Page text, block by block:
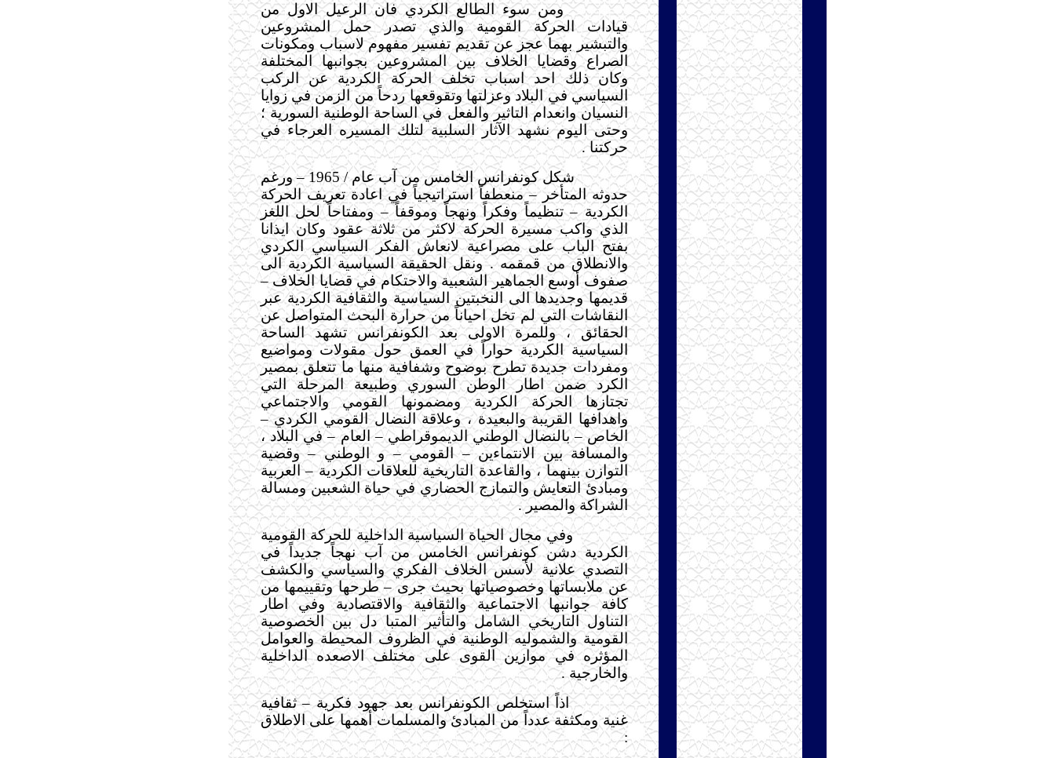
ومن سوء الطالع الكردي فان الرعيل الاول من
قيادات الحركة القومية والذي تصدر حمل المشروعين
والتبشير بهما عجز عن تقديم تفسير مفهوم لاسباب ومكونات
الصراع وقضايا الخلاف بين المشروعين بجوانبها المختلفة
وكان ذلك احد اسباب تخلف الحركة الكردية عن الركب
السياسي في البلاد وعزلتها وتقوقعها ردحاً من الزمن في زوايا
النسيان وانعدام التاثير والفعل في الساحة الوطنية السورية ؛
وحتى اليوم نشهد الآثار السلبية لتلك المسيره العرجاء في
حركتنا .
شكل كونفرانس الخامس من آب عام / 1965 – ورغم
حدوثه المتأخر – منعطفاً استراتيجياً في اعادة تعريف الحركة
الكردية – تنظيماً وفكراً ونهجاً وموقفاً – ومفتاحاً لحل اللغز
الذي واكب مسيرة الحركة لاكثر من ثلاثة عقود وكان ايذانا
بفتح الباب على مصراعية لانعاش الفكر السياسي الكردي
والانطلاق من قمقمه . ونقل الحقيقة السياسية الكردية الى
صفوف أوسع الجماهير الشعبية والاحتكام في قضايا الخلاف –
قديمها وجديدها الى النخبتين السياسية والثقافية الكردية عبر
النقاشات التي لم تخل احياناً من حرارة البحث المتواصل عن
الحقائق ، وللمرة الاولى بعد الكونفرانس تشهد الساحة
السياسية الكردية حواراً في العمق حول مقولات ومواضيع
ومفردات جديدة تطرح بوضوح وشفافية منها ما تتعلق بمصير
الكرد ضمن اطار الوطن السوري وطبيعة المرحلة التي
تجتازها الحركة الكردية ومضمونها القومي والاجتماعي
واهدافها القريبة والبعيدة ، وعلاقة النضال القومي الكردي –
الخاص – بالنضال الوطني الديموقراطي – العام – في البلاد ،
والمسافة بين الانتماءين – القومي – و الوطني – وقضية
التوازن بينهما ، والقاعدة التاريخية للعلاقات الكردية – العربية
ومبادئ التعايش والتمازج الحضاري في حياة الشعبين ومسالة
الشراكة والمصير .
وفي مجال الحياة السياسية الداخلية للحركة القومية
الكردية دشن كونفرانس الخامس من آب نهجاً جديداً في
التصدي علانية لأسس الخلاف الفكري والسياسي والكشف
عن ملابساتها وخصوصياتها بحيث جرى – طرحها وتقييمها من
كافة جوانبها الاجتماعية والثقافية والاقتصادية وفي اطار
التناول التاريخي الشامل والتأثير المتبا دل بين الخصوصية
القومية والشموليه الوطنية في الظروف المحيطة والعوامل
المؤثره في موازين القوى على مختلف الاصعده الداخلية
والخارجية .
اذاً استخلص الكونفرانس بعد جهود فكرية – ثقافية
غنية ومكثفة عدداً من المبادئ والمسلمات أهمها على الاطلاق
: